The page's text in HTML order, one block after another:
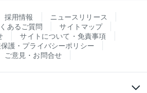
採用情報
ニュースリリース
あるご質問
サイトマップ
サイトについて・免責事項
護・プライバシーポリシー
ご意見・お問合せ